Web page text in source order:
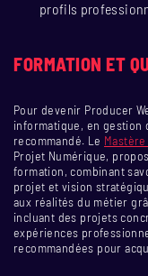
profils
FORMATION ET
Pour devenir Producer
informatique, en gestion
recommandé. Le
Projet Numérique,
formation, combinant
projet et vision
aux réalités du métier
incluant des projets
expériences
recommandées pour